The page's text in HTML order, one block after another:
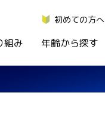
初めての方へ
組み 年齢から探す